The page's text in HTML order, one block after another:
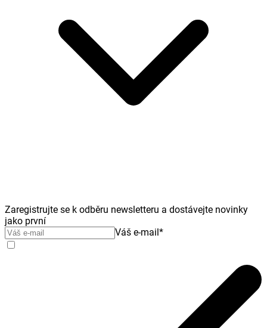
Zaregistrujte se k odběru newsletteru a dostávejte novinky
jako první
Váš e-mail*